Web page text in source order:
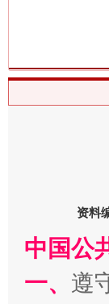
资料
中国公
一、 遵